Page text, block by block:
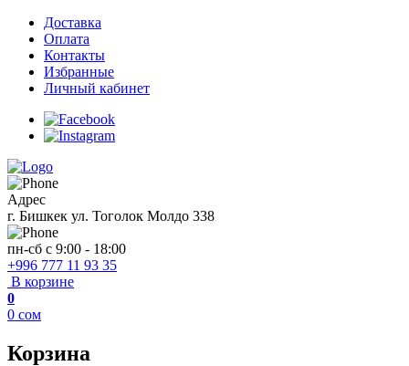
Доставка
Оплата
Контакты
Избранные
Личный кабинет
Адрес
г. Бишкек ул. Тоголок Молдо 338
пн-сб с 9:00 - 18:00
+996 777 11 93 35
В корзине
0
0 сом
Корзина